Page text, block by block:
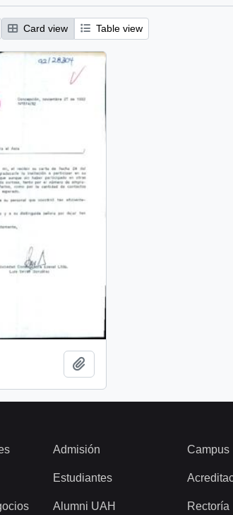
Card view Table view
Admisión
Estudiantes
Alumni UAH
Campus
Rectoría